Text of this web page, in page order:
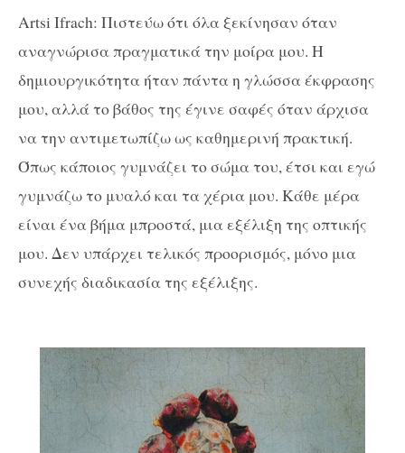
Artsi Ifrach: Πιστεύω ότι όλα ξεκίνησαν όταν
αναγνώρισα πραγματικά την μοίρα μου. Η
δημιουργικότητα ήταν πάντα η γλώσσα έκφρασης
μου, αλλά το βάθος της έγινε σαφές όταν άρχισα
να την αντιμετωπίζω ως καθημερινή πρακτική.
Όπως κάποιος γυμνάζει το σώμα του, έτσι και εγώ
γυμνάζω το μυαλό και τα χέρια μου. Κάθε μέρα
είναι ένα βήμα μπροστά, μια εξέλιξη της οπτικής
μου. Δεν υπάρχει τελικός προορισμός, μόνο μια
συνεχής διαδικασία της εξέλιξης.